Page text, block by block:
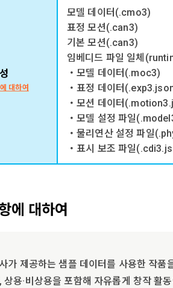
대하여
모델 데이터(.cmo3)
표정 모션(.can3)
기본 모션(.can3)
임베디드 파일 일체
・모델 데이터(.moc3)
・표정 데이터
・모션 데이터
・모델 설정 파일
・물리연산 설정 파일
・표시 보조 파일
에 대하여
가 제공하는 샘플 데이터를 사용한 작품
상용·비상용을 포함해 자유롭게 창작 활